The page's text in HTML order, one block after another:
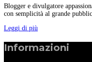
Blogger e divulgatore
con semplicità al grande
Leggi di più
Informazioni